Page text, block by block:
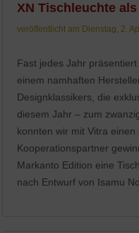
XN Tischleuchte
veröffentlicht am Dienstag, 2.
Fast jedes Jahr
einem namhaften
Designklassikers, die
diesem Jahr – zum
konnten wir mit Vitra
Kooperationspartner
Markanto Edition eine
nach Entwurf von Isamu